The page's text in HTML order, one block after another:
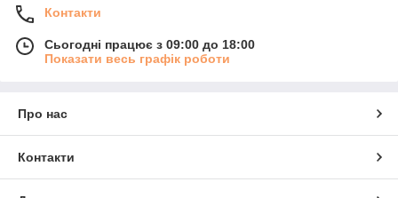
Контакти
Сьогодні працює з 09:00 до 18:00
Показати весь графік роботи
Про нас
Контакти